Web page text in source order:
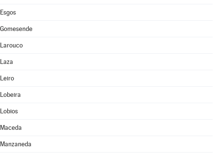
Esgos
Gomesende
Larouco
Laza
Leiro
Lobeira
Lobios
Maceda
Manzaneda